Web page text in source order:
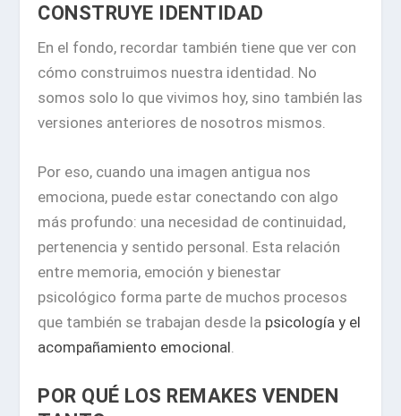
CONSTRUYE IDENTIDAD
En el fondo, recordar también tiene que ver con
cómo construimos nuestra identidad. No
somos solo lo que vivimos hoy, sino también las
versiones anteriores de nosotros mismos.
Por eso, cuando una imagen antigua nos
emociona, puede estar conectando con algo
más profundo: una necesidad de continuidad,
pertenencia y sentido personal. Esta relación
entre memoria, emoción y bienestar
psicológico forma parte de muchos procesos
que también se trabajan desde la psicología y el
acompañamiento emocional
POR QUÉ LOS REMAKES VENDEN